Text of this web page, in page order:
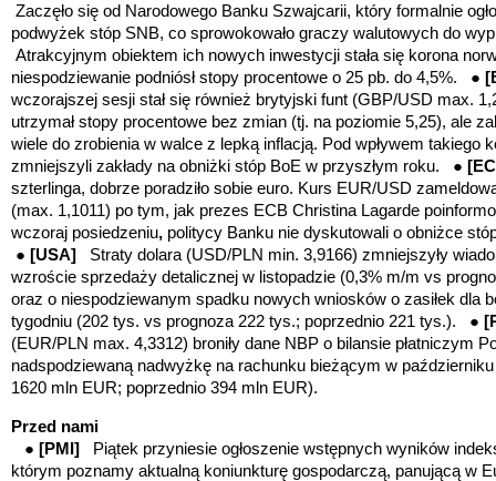
Zaczęło się od Narodowego Banku Szwajcarii, który formalnie
podwyżek stóp SNB, co sprowokowało graczy walutowych do
Atrakcyjnym obiektem ich nowych inwestycji stała się korona
niespodziewanie podniósł stopy procentowe o 25 pb. do 4,5%. ●
wczorajszej sesji stał się również brytyjski funt (GBP/USD max.
utrzymał stopy procentowe bez zmian (tj. na poziomie 5,25), ale
wiele do zrobienia w walce z lepką inflacją. Pod wpływem takiego
zmniejszyli zakłady na obniżki stóp BoE w przyszłym roku. ●
szterlinga, dobrze poradziło sobie euro. Kurs EUR/USD
(max. 1,1011) po tym, jak prezes ECB Christina Lagarde
wczoraj posiedzeniu, politycy Banku nie dyskutowali o obniżce
● [USA] Straty dolara (USD/PLN min. 3,9166) zmniejszyły
wzroście sprzedaży detalicznej w listopadzie (0,3% m/m vs
oraz o niespodziewanym spadku nowych wniosków o zasiłek dla
tygodniu (202 tys. vs prognoza 222 tys.; poprzednio 221 tys.). ●
(EUR/PLN max. 4,3312) broniły dane NBP o bilansie płatniczym
nadspodziewaną nadwyżkę na rachunku bieżącym w
1620 mln EUR; poprzednio 394 mln EUR).
Przed nami
● [PMI] Piątek przyniesie ogłoszenie wstępnych wyników
którym poznamy aktualną koniunkturę gospodarczą, panującą w